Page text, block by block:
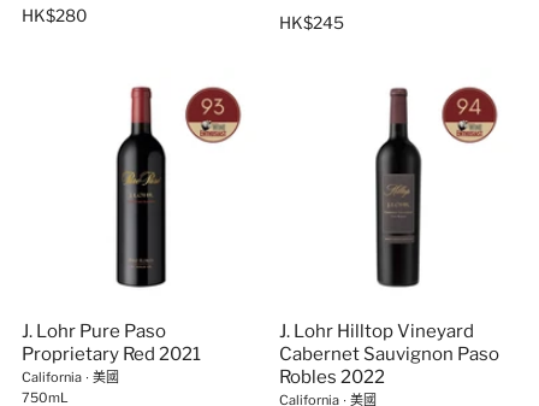
HK$280 HK$245
J. Lohr Pure Paso
Proprietary Red 2021
California ∙ 美國
750mL
J. Lohr Hilltop Vineyard
Cabernet Sauvignon Paso
Robles 2022
California ∙ 美國